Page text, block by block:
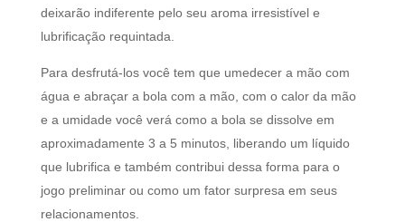
deixarão indiferente pelo seu aroma irresistível e
lubrificação requintada.
Para desfrutá-los você tem que umedecer a mão com
água e abraçar a bola com a mão, com o calor da mão
e a umidade você verá como a bola se dissolve em
aproximadamente 3 a 5 minutos, liberando um líquido
que lubrifica e também contribui dessa forma para o
jogo preliminar ou como um fator surpresa em seus
relacionamentos.